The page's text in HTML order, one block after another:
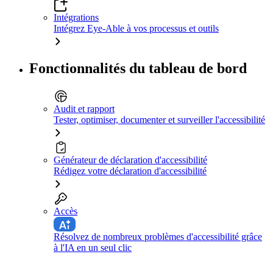
Intégrations
Intégrez Eye-Able à vos processus et outils
Fonctionnalités du tableau de bord
Audit et rapport
Tester, optimiser, documenter et surveiller l'accessibilité
Générateur de déclaration d'accessibilité
Rédigez votre déclaration d'accessibilité
Accès
Résolvez de nombreux problèmes d'accessibilité grâce
à l'IA en un seul clic